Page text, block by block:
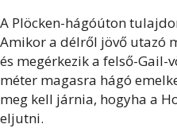
A Plöcken-hágóúton
Amikor a délről jövő utazó
és megérkezik a felső-Gail-
méter magasra hágó
meg kell járnia, hogyha a
eljutni.